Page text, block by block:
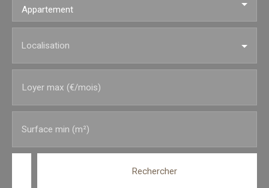
Appartement
Localisation
Loyer max (€/mois)
Surface min (m²)
Rechercher